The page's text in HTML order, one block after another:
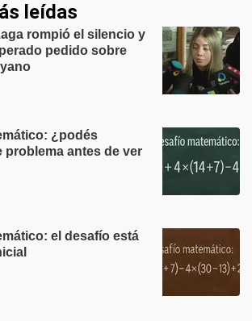
leídas
rompió el silencio y
pedido sobre
¿podés
problema antes de ver
el desafío está